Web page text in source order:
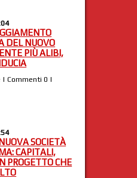
DEL NUOVO
PIÙ ALIBI,
Commenti 0 |
SOCIETÀ
CAPITALI,
PROGETTO CHE